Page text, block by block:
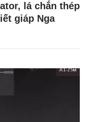
lá chắn thép
giáp Nga